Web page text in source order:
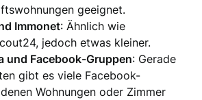
geeignet.
Immonet: Ähnlich wie
jedoch etwas kleiner.
und Facebook-Gruppen: Gerade
gibt es viele Facebook-
Wohnungen oder Zimmer